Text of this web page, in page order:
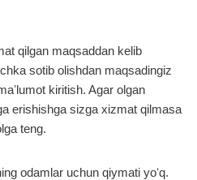
qilgan maqsaddan kelib
sotib olishdan maqsadingiz
kiritish. Agar olgan
erishishga sizga xizmat qilmasa
teng.
odamlar uchun qiymati yoʻq.